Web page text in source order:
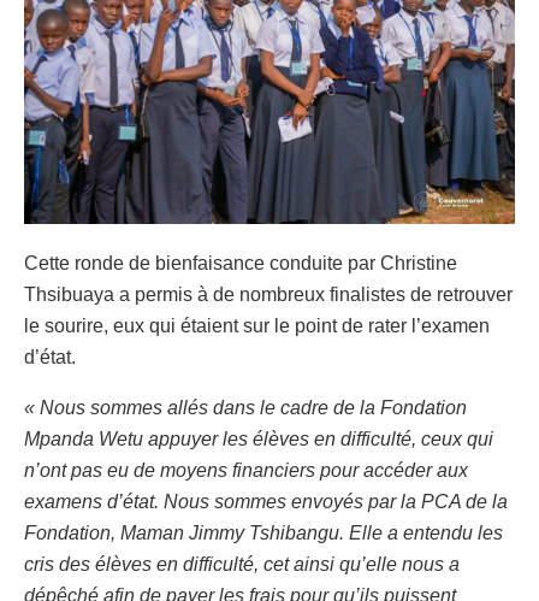
Cette ronde de bienfaisance conduite par Christine
Thsibuaya a permis à de nombreux finalistes de retrouver
le sourire, eux qui étaient sur le point de rater l’examen
d’état.
« Nous sommes allés dans le cadre de la Fondation
Mpanda Wetu appuyer les élèves en difficulté, ceux qui
n’ont pas eu de moyens financiers pour accéder aux
examens d’état. Nous sommes envoyés par la PCA de la
Fondation, Maman Jimmy Tshibangu. Elle a entendu les
cris des élèves en difficulté, cet ainsi qu’elle nous a
dépêché afin de payer les frais pour qu’ils puissent